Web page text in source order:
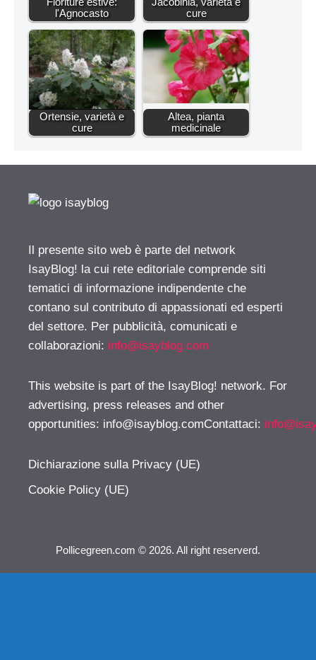
l'Agnocasto
cure
Ortensie, varietà e
cure
Altea, pianta
medicinale
Il presente sito web è parte del network
IsayBlog! la cui rete editoriale comprende siti
tematici di informazione indipendente che
contano sul contributo di appassionati ed esperti
del settore. Per pubblicità, comunicati e
collaborazioni: info@isayblog.com
This website is part of the IsayBlog! network. For
advertising, press releases and other
opportunities: info@isayblog.comContattaci:
Dichiarazione sulla Privacy (UE)
Cookie Policy (UE)
Pollicegreen.com © 2026. All right reserverd.